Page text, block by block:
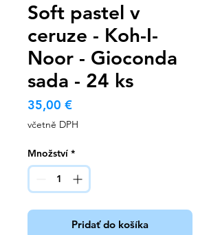
Soft pastel v
ceruze - Koh-I-
Noor - Gioconda
sada - 24 ks
35,00 €Cena
včetně DPH
Množství *
Pridať do košíka